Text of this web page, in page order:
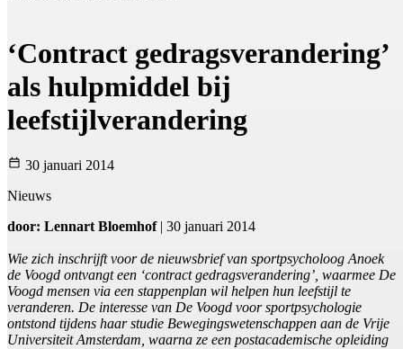
‘Contract gedragsverandering’
als hulpmiddel bij
leefstijlverandering
30 januari 2014
Nieuws
door: Lennart Bloemhof| 30 januari 2014
Wie zich inschrijft voor de nieuwsbrief van sportpsycholoog Anoek
de Voogd ontvangt een ‘contract gedragsverandering’, waarmee De
Voogd mensen via een stappenplan wil helpen hun leefstijl te
veranderen. De interesse van De Voogd voor sportpsychologie
ontstond tijdens haar studie Bewegingswetenschappen aan de Vrije
Universiteit Amsterdam, waarna ze een postacademische opleiding